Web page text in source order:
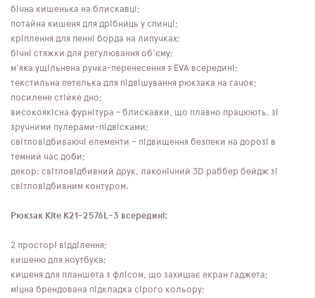
бічна кишенька на блискавці;
потайна кишеня для дрібниць у спинці;
кріплення для пенні борда на липучках;
бічні стяжки для регулювання об'єму;
м'яка ущільнена ручка-перенесення з EVA всередині;
текстильна петелька для підвішування рюкзака на гачок;
посилене стійке дно;
високоякісна фурнітура - блискавки, що плавно працюють, зі
зручними пулерами-підвісками;
світловідбиваючі елементи – підвищення безпеки на дорозі в
темний час доби;
декор: світловідбивний друк, лаконічний 3D раббер бейдж зі
світловідбивним контуром.
Рюкзак Kite K21-2576L-3 всередині:
2 просторі відділення;
кишеню для ноутбука;
кишеня для планшета з флісом, що захищає екран гаджета;
міцна брендована підкладка сірого кольору;